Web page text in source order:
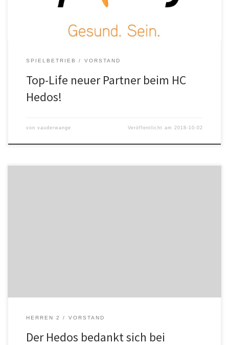
Mannschaft, […]
SPIELBETRIEB VORSTAND
Top-Life neuer Partner beim HC
Hedos!
von vauderwange Veröffentlicht am2018-10-02
HERREN 2 VORSTAND
Der Hedos bedankt sich bei